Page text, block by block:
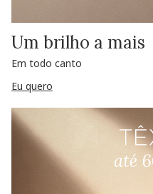
Um brilho a mais
Em todo canto
Eu quero